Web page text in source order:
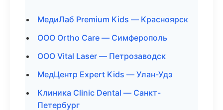
МедиЛаб Premium Kids — Красноярск
ООО Ortho Care — Симферополь
ООО Vital Laser — Петрозаводск
МедЦентр Expert Kids — Улан-Удэ
Клиника Clinic Dental — Санкт-
Петербург